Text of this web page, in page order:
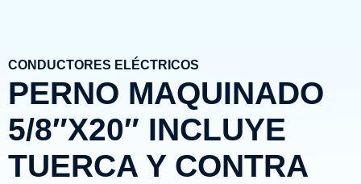
CONDUCTORES ELÉCTRICOS
PERNO MAQUINADO
5/8″X20″ INCLUYE
TUERCA Y CONTRA